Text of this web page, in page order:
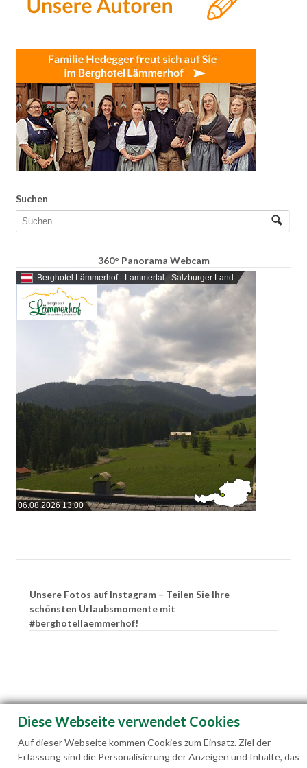
Suchen
360° Panorama Webcam
Berghotel Lämmerhof - Lammertal - Salzburger Land
06.08.2026 13:00
Unsere Fotos auf Instagram – Teilen Sie Ihre
schönsten Urlaubsmomente mit
#berghotellaemmerhof!
Diese Webseite verwendet Cookies
Auf dieser Webseite kommen Cookies zum Einsatz. Ziel der
Erfassung sind die Personalisierung der Anzeigen und Inhalte, das